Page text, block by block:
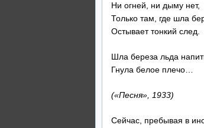
Ни огней, ни дыму нет,
Только там, где шла
Остывает тонкий след.
Шла береза льда
Гнула белое плечо…
(«Песня», 1933)
Сейчас, пребывая в